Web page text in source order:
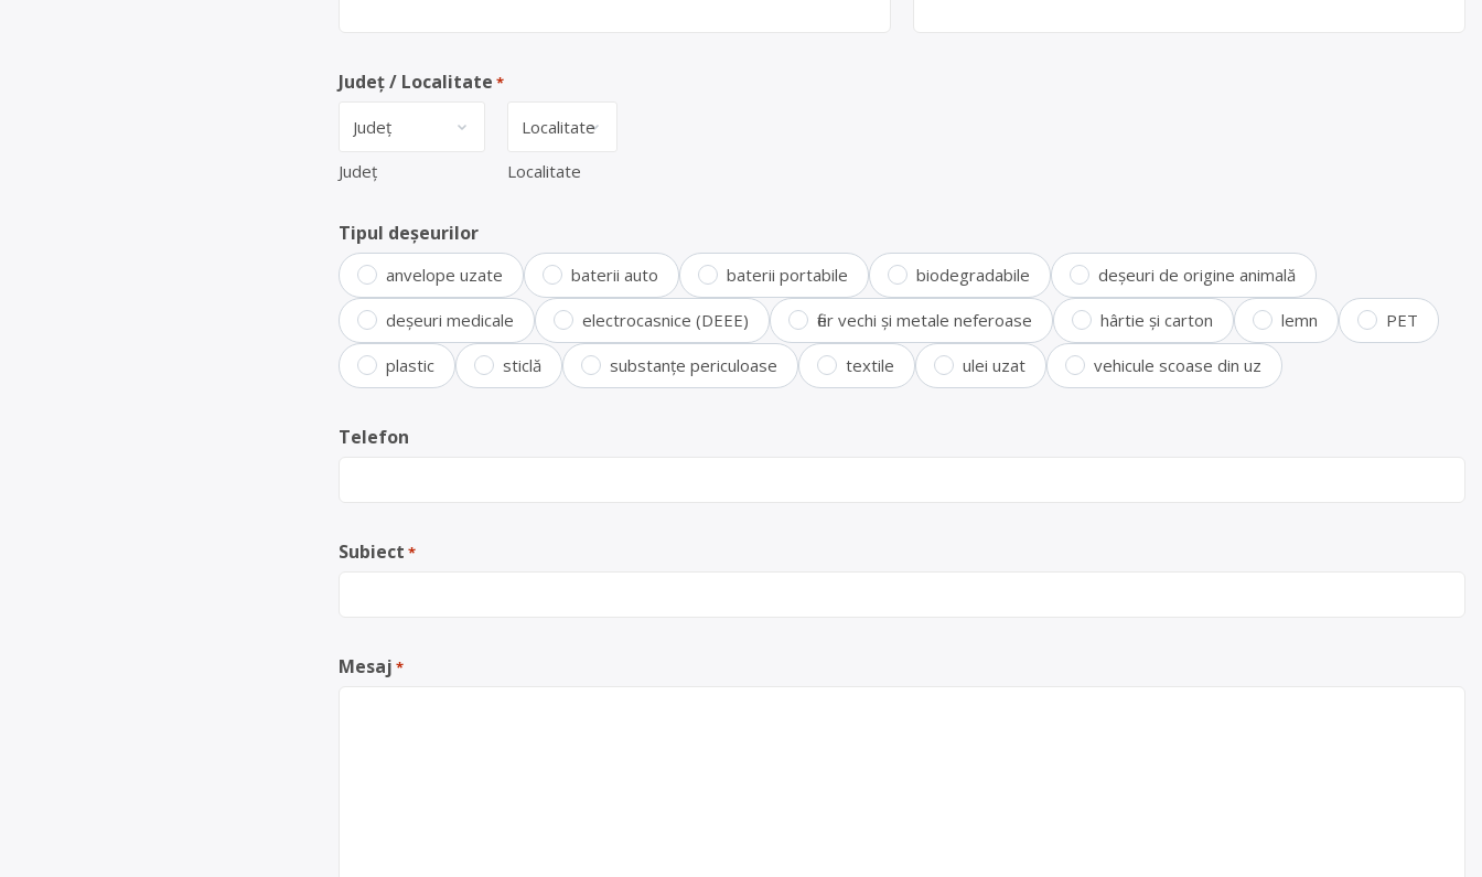
Județ / Localitate *
Județ Localitate
Tipul deșeurilor
anvelope uzate baterii auto baterii portabile biodegradabile deșeuri de origine animală
deșeuri medicale electrocasnice (DEEE) fier vechi și metale neferoase hârtie și carton lemn PET
plastic sticlă substanțe periculoase textile ulei uzat vehicule scoase din uz
Telefon
Subiect *
Mesaj *